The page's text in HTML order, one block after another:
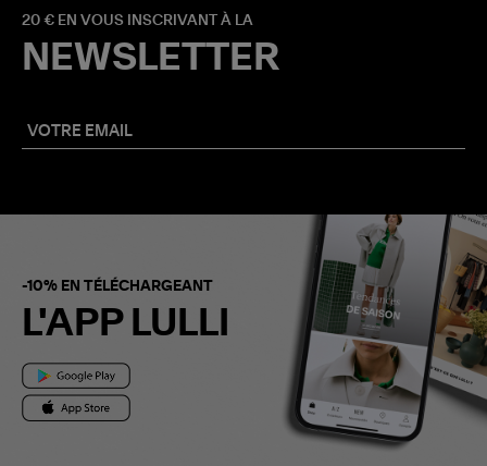
20 € EN VOUS INSCRIVANT À LA
NEWSLETTER
-10% EN TÉLÉCHARGEANT
L'APP LULLI